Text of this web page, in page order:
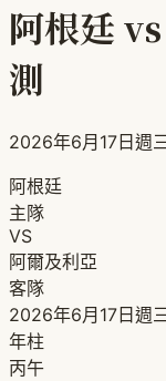
阿根廷
測
2026年6月17日週
阿根廷
主隊
VS
阿爾及利亞
客隊
2026年6月17日週
年柱
丙午